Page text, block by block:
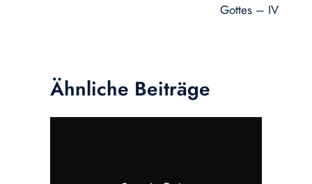
Gottes – IV
Ähnliche Beiträge